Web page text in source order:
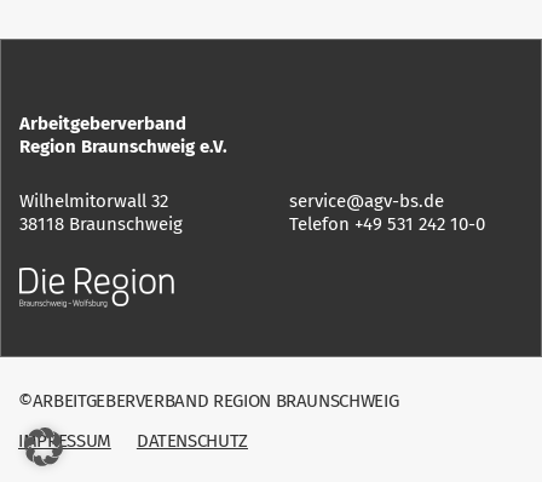
Arbeitgeberverband
Region Braunschweig e.V.
Wilhelmitorwall 32
38118 Braunschweig
service@agv-bs.de
Telefon +49 531 242 10-0
©ARBEITGEBERVERBAND REGION BRAUNSCHWEIG
IMPRESSUM
DATENSCHUTZ